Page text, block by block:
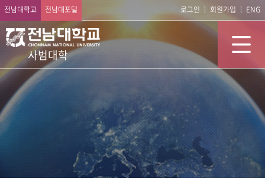
전남대학교 전남대포털 로그인 회원가입 ENG
사범대학